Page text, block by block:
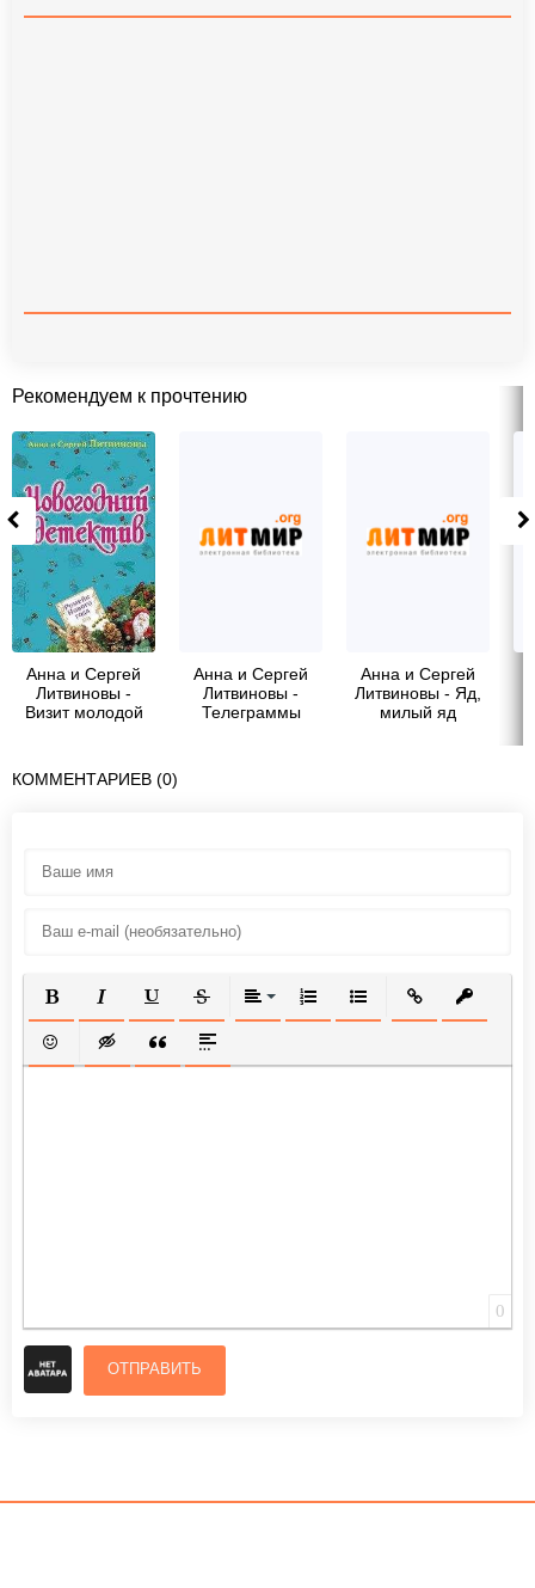
Рекомендуем к прочтению
Анна и Сергей
Литвиновы -
Визит молодой
Анна и Сергей
Литвиновы -
Телеграммы
Анна и Сергей
Литвиновы - Яд,
милый яд
КОММЕНТАРИЕВ (0)
ПОЛУЖИРНЫЙ
КУРСИВПОДЧЕРКНУТЫЙ
ЗАЧЕРКНУТЫЙВЫРАВНИВАНИЕ
НУМЕРОВАННЫЙ СПИСОК
МАРКИРОВАННЫЙ
ВСТАВИТЬ
ВСТАВИТЬ СМАЙЛИК
ВСТАВКА СКРЫТОГО ТЕКСТА
ВСТАВКА ЦИТАТЫ
ВСТАВКА СПОЙЛЕРА
0
ОТПРАВИТЬ